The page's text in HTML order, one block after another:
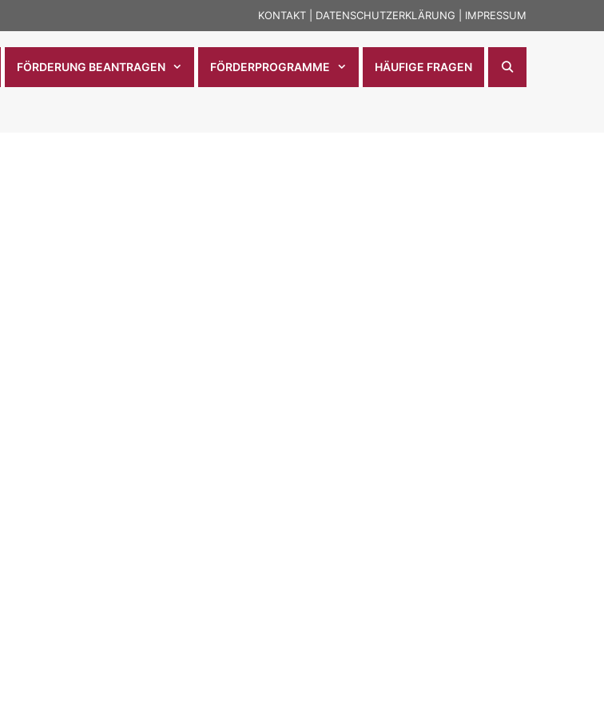
KONTAKT DATENSCHUTZERKLÄRUNG IMPRESSUM
FÖRDERUNG BEANTRAGEN FÖRDERPROGRAMME HÄUFIGE FRAGEN